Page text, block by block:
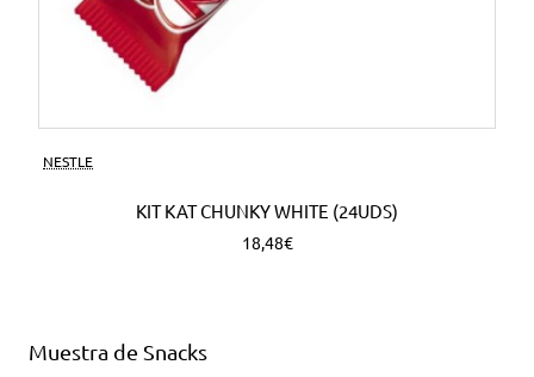
NESTLE
KIT KAT CHUNKY WHITE (24UDS)
18,48€
Muestra de Snacks